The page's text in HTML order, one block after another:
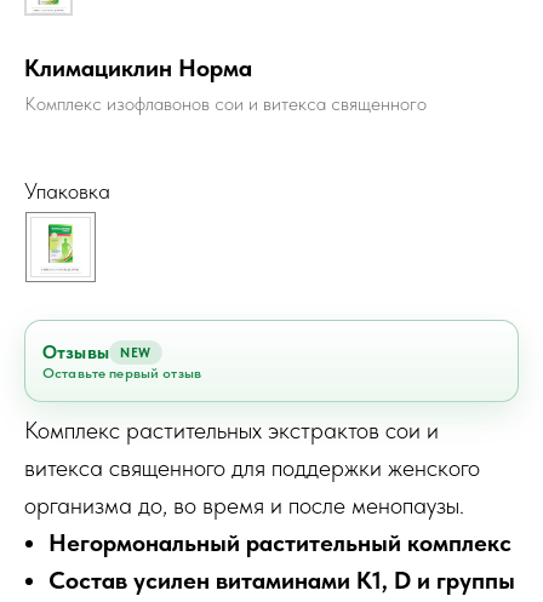
Климациклин Норма
Комплекс изофлавонов сои и витекса священного
Упаковка
Отзывы NEW
Оставьте первый отзыв
Комплекс растительных экстрактов сои и
витекса священного для поддержки женского
организма до, во время и после менопаузы.
Негормональный растительный комплекс
Состав усилен витаминами К1, D и группы